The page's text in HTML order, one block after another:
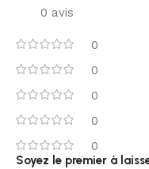
0 avis
0
0
0
0
0
Soyez le premier à